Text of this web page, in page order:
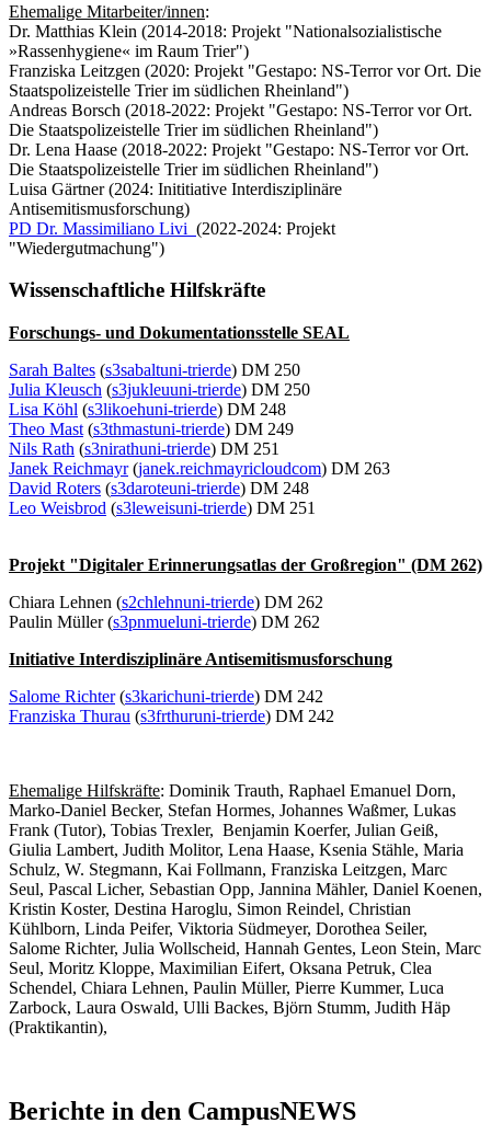
Ehemalige Mitarbeiter/innen:
Dr. Matthias Klein (2014-2018: Projekt "Nationalsozialistische
»Rassenhygiene« im Raum Trier")
Franziska Leitzgen (2020: Projekt "Gestapo: NS-Terror vor Ort. Die
Staatspolizeistelle Trier im südlichen Rheinland")
Andreas Borsch (2018-2022: Projekt "Gestapo: NS-Terror vor Ort.
Die Staatspolizeistelle Trier im südlichen Rheinland")
Dr. Lena Haase (2018-2022: Projekt "Gestapo: NS-Terror vor Ort.
Die Staatspolizeistelle Trier im südlichen Rheinland")
Luisa Gärtner (2024: Inititiative Interdisziplinäre
Antisemitismusforschung)
PD Dr. Massimiliano Livi (2022-2024: Projekt
"Wiedergutmachung")
Wissenschaftliche Hilfskräfte
Forschungs- und Dokumentationsstelle SEAL
Sarah Baltes (s3sabaltuni-trierde) DM 250
Julia Kleusch (s3jukleuuni-trierde) DM 250
Lisa Köhl (s3likoehuni-trierde) DM 248
Theo Mast (s3thmastuni-trierde) DM 249
Nils Rath (s3nirathuni-trierde) DM 251
Janek Reichmayr(janek.reichmayricloudcom) DM 263
David Roters (s3daroteuni-trierde) DM 248
Leo Weisbrod (s3leweisuni-trierde) DM 251
Projekt "Digitaler Erinnerungsatlas der Großregion" (DM 262)
Chiara Lehnen (s2chlehnuni-trierde) DM 262
Paulin Müller (s3pnmueluni-trierde) DM 262
Initiative Interdisziplinäre Antisemitismusforschung
Salome Richter(s3karichuni-trierde) DM 242
Franziska Thurau (s3frthuruni-trierde) DM 242
Ehemalige Hilfskräfte: Dominik Trauth, Raphael Emanuel Dorn,
Marko-Daniel Becker, Stefan Hormes, Johannes Waßmer, Lukas
Frank (Tutor), Tobias Trexler, Benjamin Koerfer, Julian Geiß,
Giulia Lambert, Judith Molitor, Lena Haase, Ksenia Stähle, Maria
Schulz, W. Stegmann, Kai Follmann, Franziska Leitzgen, Marc
Seul, Pascal Licher, Sebastian Opp, Jannina Mähler, Daniel Koenen,
Kristin Koster, Destina Haroglu, Simon Reindel, Christian
Kühlborn, Linda Peifer, Viktoria Südmeyer, Dorothea Seiler,
Salome Richter, Julia Wollscheid, Hannah Gentes, Leon Stein, Marc
Seul, Moritz Kloppe, Maximilian Eifert, Oksana Petruk, Clea
Schendel, Chiara Lehnen, Paulin Müller, Pierre Kummer, Luca
Zarbock, Laura Oswald, Ulli Backes, Björn Stumm, Judith Häp
(Praktikantin),
Berichte in den CampusNEWS